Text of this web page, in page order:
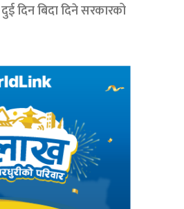
दिन बिदा दिने सरकारको